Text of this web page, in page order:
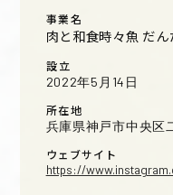
事業名
肉と和食時々魚 だん
設立
2022年5月14日
所在地
兵庫県神戸市中央区
ウェブサイト
https://